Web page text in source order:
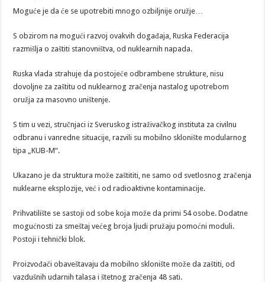
Moguće je da će se upotrebiti mnogo ozbiljnije oružje…
S obzirom na mogući razvoj ovakvih događaja, Ruska Federacija
razmišlja o zaštiti stanovništva, od nuklearnih napada.
Ruska vlada strahuje da postojeće odbrambene strukture, nisu
dovoljne za zaštitu od nuklearnog zračenja nastalog upotrebom
oružja za masovno uništenje.
S tim u vezi, stručnjaci iz Sveruskog istraživačkog instituta za civilnu
odbranu i vanredne situacije, razvili su mobilno sklonište modularnog
tipa „KUB-M“.
Ukazano je da struktura može zaštititi, ne samo od svetlosnog zračenja
nuklearne eksplozije, već i od radioaktivne kontaminacije.
Prihvatilište se sastoji od sobe koja može da primi 54 osobe. Dodatne
mogućnosti za smeštaj većeg broja ljudi pružaju pomoćni moduli.
Postoji i tehnički blok.
Proizvođači obaveštavaju da mobilno sklonište može da zaštiti, od
vazdušnih udarnih talasa i štetnog zračenja 48 sati.